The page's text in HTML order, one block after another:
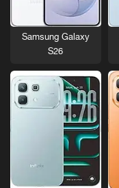
Samsung Galaxy
S26